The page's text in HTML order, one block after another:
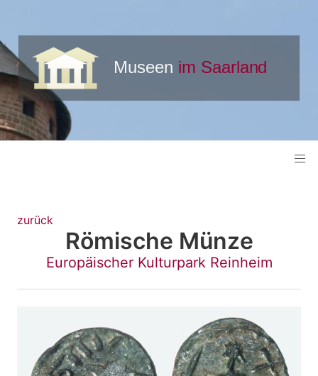
zurück
Römische Münze
Europäischer Kulturpark Reinheim